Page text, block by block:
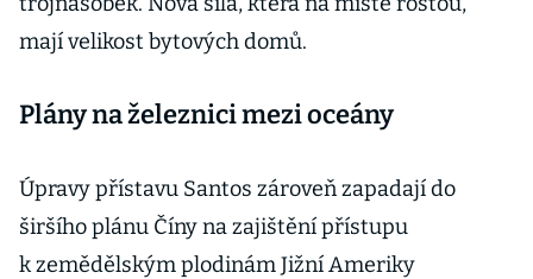
mají velikost bytových domů.
Plány na železnici mezi oceány
Úpravy přístavu Santos zároveň zapadají do
širšího plánu Číny na zajištění přístupu
k zemědělským plodinám Jižní Ameriky